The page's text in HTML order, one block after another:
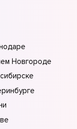
Новгороде